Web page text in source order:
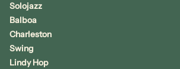
Solojazz
Balboa
Charleston
Swing
Lindy Hop